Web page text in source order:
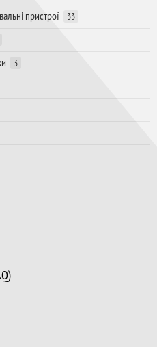
пристрої 33
3